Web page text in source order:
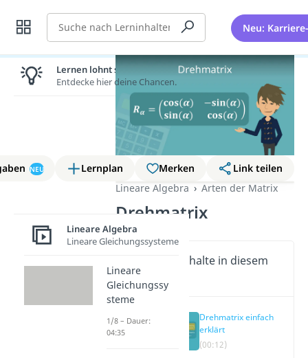
Suche Neu:
NEU Lernplan Merken
Link teilen
Lineare Algebra
Arten der Matrix
Drehmatrix
Wichtige Inhalte in diesem
Video
Drehmatrix einfach
erklärt
(00:12)
Lernen lohnt sich!
Entdecke hier deine Chancen.
Lineare Algebra
Lineare Gleichungssysteme
Lineare
Gleichungssy
steme
1/8 – Dauer:
04:35